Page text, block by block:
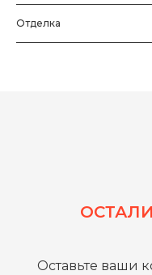
Отделка
Оставьте ваши